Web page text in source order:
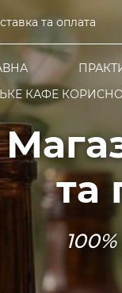
та оплата
КАФЕ
та